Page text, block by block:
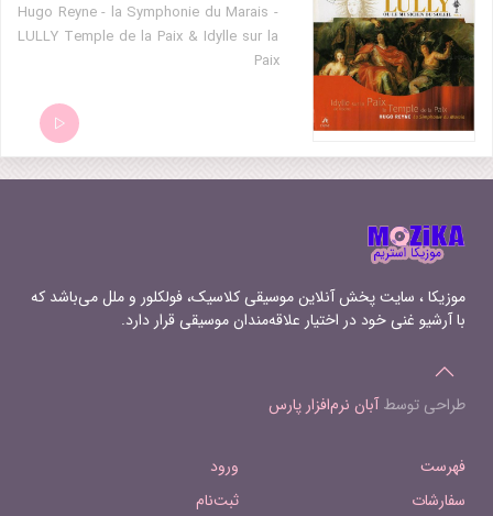
Hugo Reyne - la Symphonie du Marais -
LULLY Temple de la Paix & Idylle sur la
Paix
موزیکا ، سایت پخش آنلاین موسیقی کلاسیک، فولکلور و ملل می‌باشد که
با آرشیو غنی خود در اختیار علاقه‌مندان موسیقی قرار دارد.
طراحی توسطآبان نرم‌افزار پارس
فهرست
سفارشات
ورود
ثبت‌نام